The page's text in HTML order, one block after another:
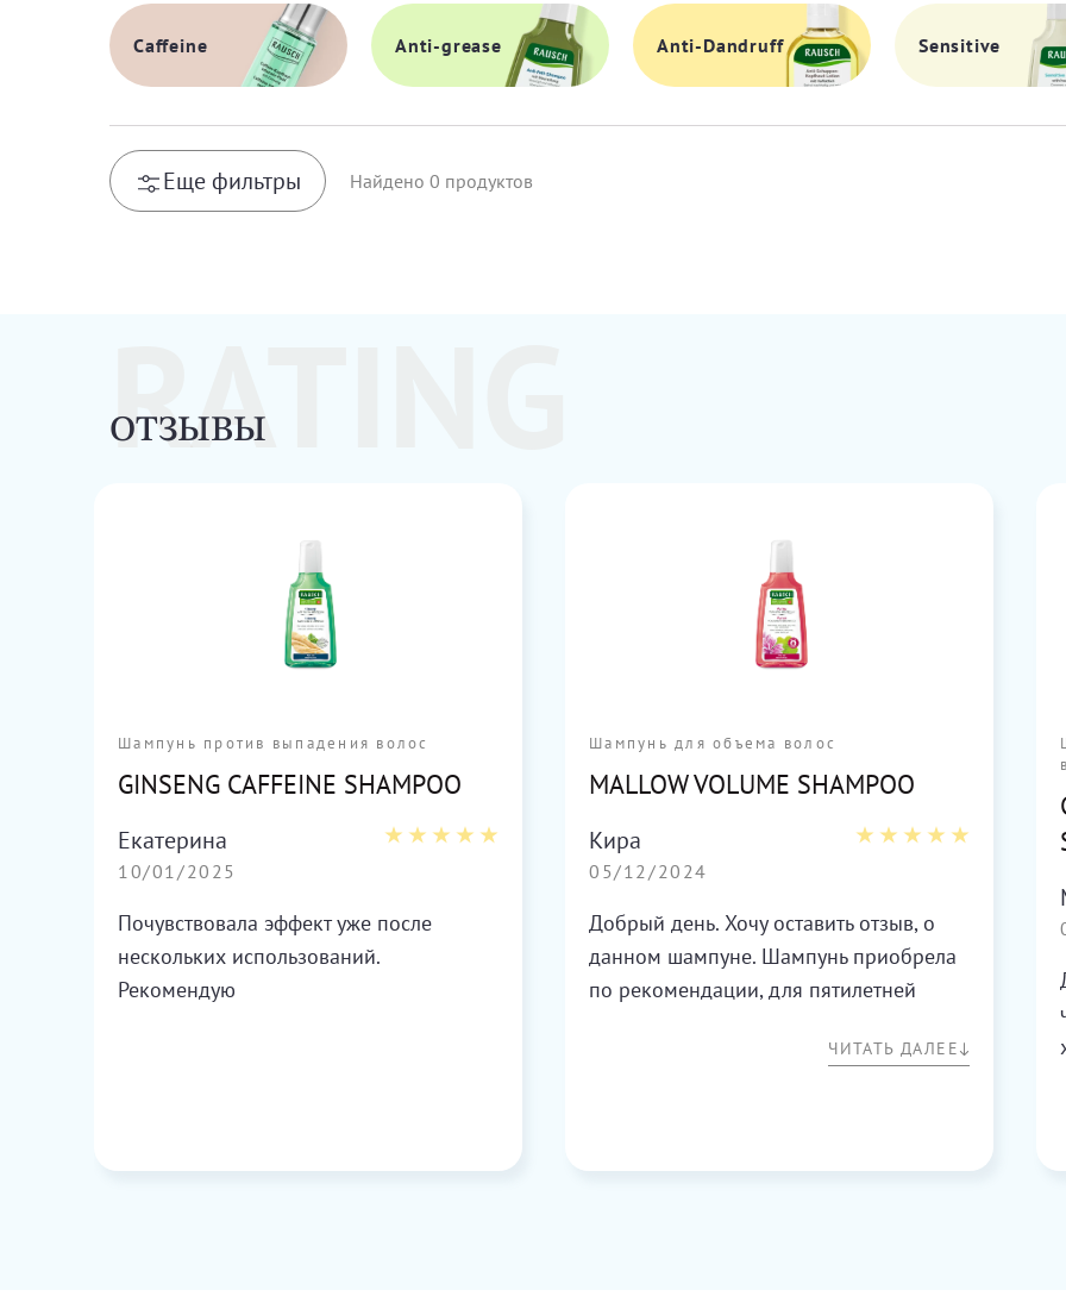
Caffeine Anti-grease Anti-Dandruff Sensitive
Еще фильтры Найдено 0 продуктов
RATING
ОТЗЫВЫ
Шампунь против выпадения волос
GINSENG CAFFEINE SHAMPOO
Екатерина
10/01/2025
Почувствовала эффект уже после
нескольких использований.
Рекомендую
Шампунь для объема волос
MALLOW VOLUME SHAMPOO
Кира
05/12/2024
Добрый день. Хочу оставить отзыв, о
данном шампуне. Шампунь приобрела
по рекомендации, для пятилетней
путаются, после использования волосы
ЧИТАТЬ ДАЛЕЕ